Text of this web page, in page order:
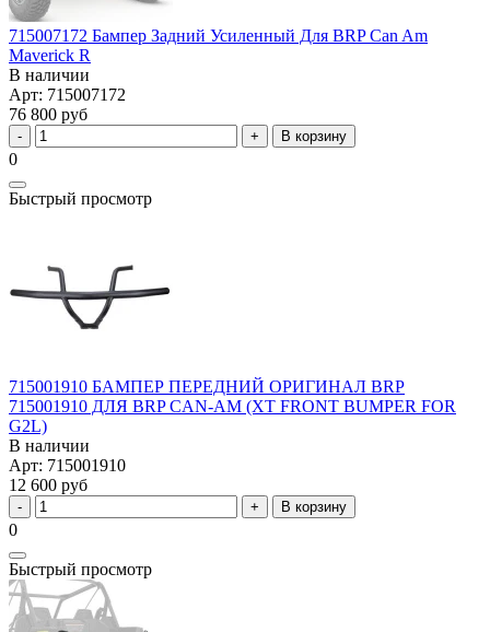
715007172 Бампер Задний Усиленный Для BRP Can Am
Maverick R
В наличии
Арт: 715007172
76 800 руб
В корзину
0
Быстрый просмотр
715001910 БАМПЕР ПЕРЕДНИЙ ОРИГИНАЛ BRP
715001910 ДЛЯ BRP CAN-AM (XT FRONT BUMPER FOR
G2L)
В наличии
Арт: 715001910
12 600 руб
В корзину
0
Быстрый просмотр